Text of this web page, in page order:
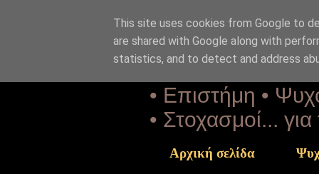
Αέναη
• Επιστήμη •
• Στοχασμοί...
Αρχική σελίδα
This site uses cookies from Google to
are shared with Google along with
statistics, and to detect and address